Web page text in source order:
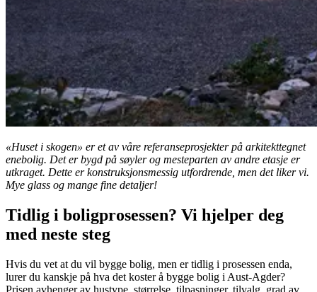
«Huset i skogen» er et av våre referanseprosjekter på arkitekttegnet
enebolig. Det er bygd på søyler og mesteparten av andre etasje er
utkraget. Dette er konstruksjonsmessig utfordrende, men det liker vi.
Mye glass og mange fine detaljer!
Tidlig i boligprosessen? Vi hjelper deg
med neste steg
Hvis du vet at du vil bygge bolig, men er tidlig i prosessen enda,
lurer du kanskje på hva det koster å bygge bolig i Aust-Agder?
Prisen avhenger av hustype, størrelse, tilpasninger, tilvalg, grad av